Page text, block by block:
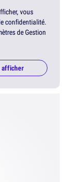
vous
confidentialité.
de Gestion
afficher